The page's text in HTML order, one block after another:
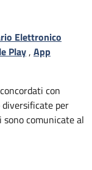
Elettronico
Play, App
con
diversificate per
comunicate al